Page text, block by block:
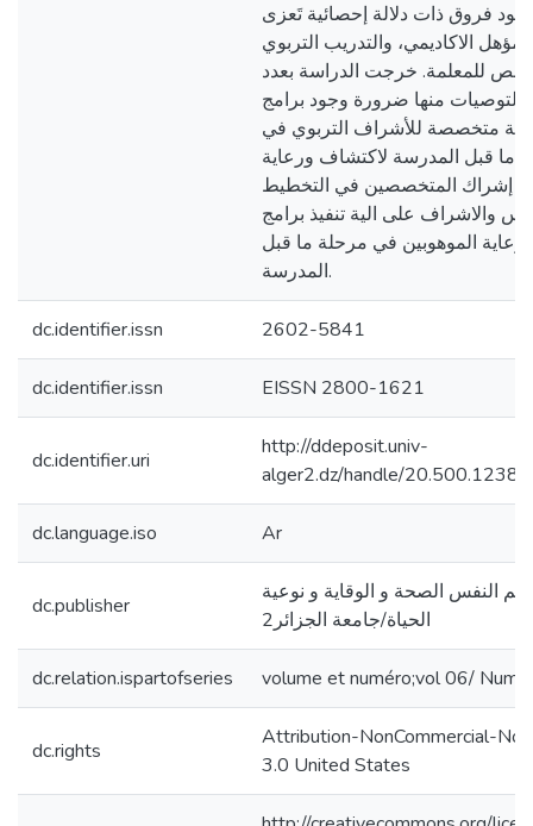
فروق ذات دلالة إحصائية تَعزى
للمؤهل الاكاديمي، والتدريب التربوي
للمعلمة. خرجت الدراسة بعدد
التوصيات منها ضرورة وجود برامج
متخصصة للأشراف التربوي في
ما قبل المدرسة لاكتشاف ورعاية
، إشراك المتخصصين في التخطيط
والاشراف على الية تنفيذ برامج
رعاية الموهوبين في مرحلة ما قبل
المدرسة.
dc.identifier.issn 2602-5841
dc.identifier.issn EISSN 2800-1621
dc.identifier.uri
http://ddeposit.univ-
alger2.dz/handle/
dc.language.iso Ar
dc.publisher
النفس الصحة و الوقاية و نوعية
الحياة/جامعة الجزائر2
dc.relation.ispartofseries volume et numéro;vol 06/ Num
dc.rights
Attribution-NonCommercial-
3.0 United States